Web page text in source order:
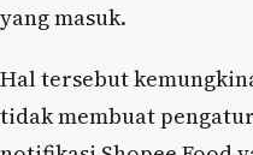
yang masuk.
Hal tersebut
tidak membuat